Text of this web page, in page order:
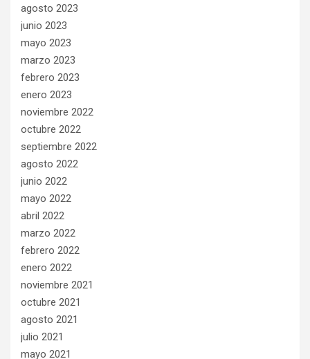
agosto 2023
junio 2023
mayo 2023
marzo 2023
febrero 2023
enero 2023
noviembre 2022
octubre 2022
septiembre 2022
agosto 2022
junio 2022
mayo 2022
abril 2022
marzo 2022
febrero 2022
enero 2022
noviembre 2021
octubre 2021
agosto 2021
julio 2021
mayo 2021